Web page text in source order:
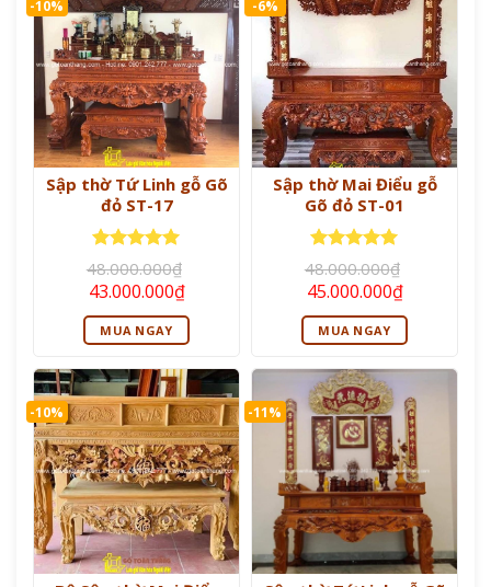
-10%
Sập thờ Tứ Linh gỗ Gõ
đỏ ST-17
Được xếp
hạng55
sao
48.000.000₫
Giá
gốc
là:
48.000.000₫.
43.000.000₫Giá
hiện
tại
là:
MUA NGAY
-6%
Sập thờ Mai Điểu gỗ
Gõ đỏ ST-01
Được xếp
hạng55
sao
48.000.000₫
Giá
gốc
là:
48.000.000₫.
45.000.000₫Giá
hiện
tại
là:
MUA NGAY
-10% -11%